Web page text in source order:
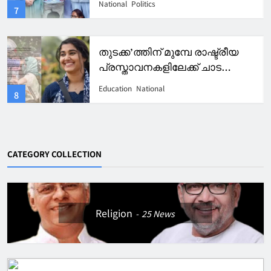
3
Kerala Pravasi
4
മാർ ആഗസ്തീനോസ് കോളേജിന്
വീണ്ടും റാങ്കുകളുടെ തിളക്കം.
Education Kerala
CATEGORY COLLECTION
Religion 25News